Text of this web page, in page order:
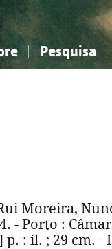
Pesquisa
sociais...
sociais...
Moreira,
- Porto :
p. : il. ; 29 cm. -